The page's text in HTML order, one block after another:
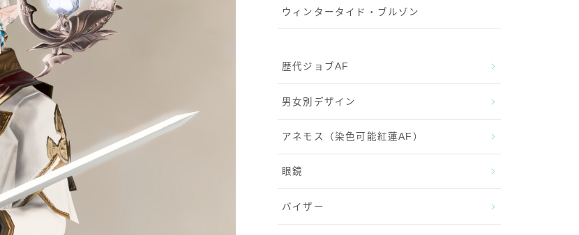
マスク
フルフェイス
頭装備ギミックあり
ネイル
ノースリーブ
ウィンタータイド・ブルゾン
歴代ジョブAF
男女別デザイン
アネモス（染色可能紅蓮AF）
眼鏡
バイザー